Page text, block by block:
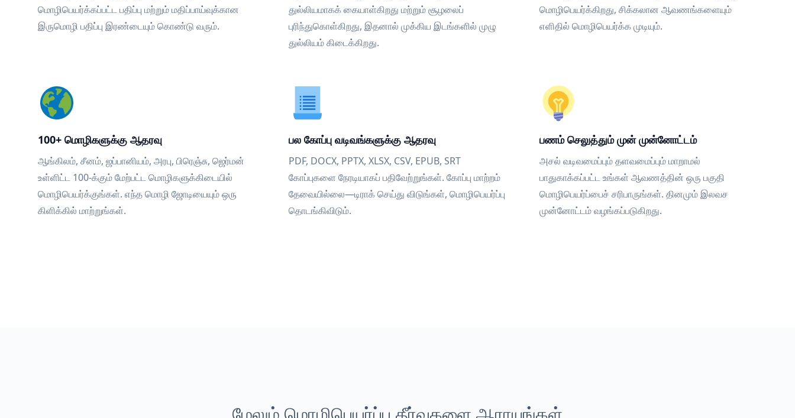
மொழிபெயர்க்கப்பட்ட பதிப்பு மற்றும் மதிப்பாய்வுக்கான
இருமொழி பதிப்பு இரண்டையும் கொண்டு வரும்.
துல்லியமாகக் கையாள்கிறது மற்றும் சூழலைப்
புரிந்துகொள்கிறது, இதனால் முக்கிய இடங்களில் முழு
துல்லியம் கிடைக்கிறது.
மொழிபெயர்க்கிறது, சிக்கலான ஆவணங்களையும்
எளிதில் மொழிபெயர்க்க முடியும்.
100+ மொழிகளுக்கு ஆதரவு
ஆங்கிலம், சீனம், ஜப்பானியம், அரபு, பிரெஞ்சு, ஜெர்மன்
உள்ளிட்ட 100-க்கும் மேற்பட்ட மொழிகளுக்கிடையில்
மொழிபெயர்க்குங்கள். எந்த மொழி ஜோடியையும் ஒரு
கிளிக்கில் மாற்றுங்கள்.
பல கோப்பு வடிவங்களுக்கு ஆதரவு
PDF, DOCX, PPTX, XLSX, CSV, EPUB, SRT
கோப்புகளை நேரடியாகப் பதிவேற்றுங்கள். கோப்பு மாற்றம்
தேவையில்லை—டிராக் செய்து விடுங்கள், மொழிபெயர்ப்பு
தொடங்கிவிடும்.
பணம் செலுத்தும் முன் முன்னோட்டம்
அசல் வடிவமைப்பும் தளவமைப்பும் மாறாமல்
பாதுகாக்கப்பட்ட உங்கள் ஆவணத்தின் ஒரு பகுதி
மொழிபெயர்ப்பைச் சரிபாருங்கள். தினமும் இலவச
முன்னோட்டம் வழங்கப்படுகிறது.